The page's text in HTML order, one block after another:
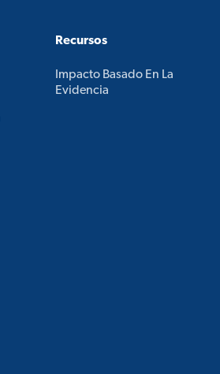
Recursos
Impacto Basado En La
Evidencia